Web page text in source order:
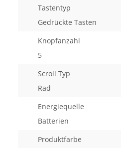
Tastentyp
Gedrückte Tasten
Knopfanzahl
5
Scroll Typ
Rad
Energiequelle
Batterien
Produktfarbe